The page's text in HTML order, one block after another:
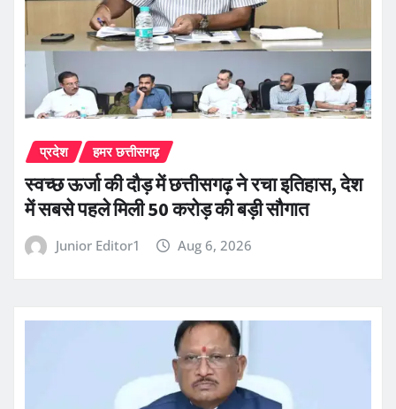
प्रदेश हमर छत्तीसगढ़
स्वच्छ ऊर्जा की दौड़ में छत्तीसगढ़ ने रचा इतिहास, देश
में सबसे पहले मिली 50 करोड़ की बड़ी सौगात
Junior Editor1 Aug 6, 2026